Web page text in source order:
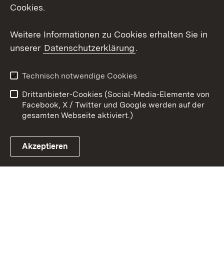
Youtube
Link zum Landesportal
Kontakt
Datenschutz
Barrierefreiheit
Impressum Cookies
Cookies.
Weitere Informationen zu Cookies erhalten Sie in
unserer Datenschutzerklärung.
Technisch notwendige Cookies
Drittanbieter-Cookies (Social-Media-Elemente von
Facebook, X / Twitter und Google werden auf der
gesamten Webseite aktiviert.)
Akzeptieren